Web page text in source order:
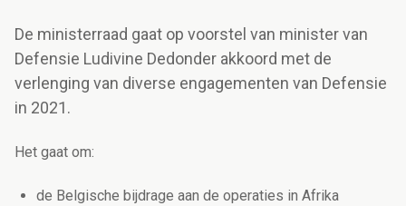
De ministerraad gaat op voorstel van minister van
Defensie Ludivine Dedonder akkoord met de
verlenging van diverse engagementen van Defensie
in 2021.
Het gaat om:
de Belgische bijdrage aan de operaties in Afrika